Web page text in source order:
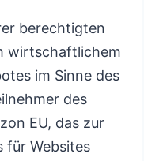
berechtigten
wirtschaftlichem
im Sinne des
des
EU, das zur
für Websites